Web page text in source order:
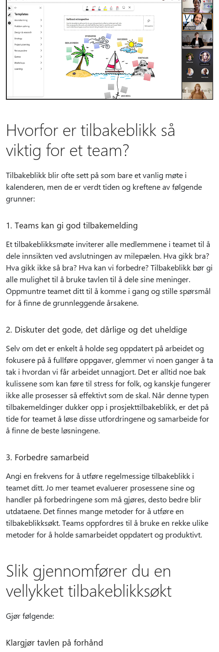
Hvorfor er tilbakeblikk så
viktig for et team?
Tilbakeblikk blir ofte sett på som bare et vanlig møte i
kalenderen, men de er verdt tiden og kreftene av følgende
grunner:
1. Teams kan gi god tilbakemelding
Et tilbakeblikksmøte inviterer alle medlemmene i teamet til å
dele innsikten ved avslutningen av milepælen. Hva gikk bra?
Hva gikk ikke så bra? Hva kan vi forbedre? Tilbakeblikk bør gi
alle mulighet til å bruke tavlen til å dele sine meninger.
Oppmuntre teamet ditt til å komme i gang og stille spørsmål
for å finne de grunnleggende årsakene.
2. Diskuter det gode, det dårlige og det uheldige
Selv om det er enkelt å holde seg oppdatert på arbeidet og
fokusere på å fullføre oppgaver, glemmer vi noen ganger å ta
tak i hvordan vi får arbeidet unnagjort. Det er alltid noe bak
kulissene som kan føre til stress for folk, og kanskje fungerer
ikke alle prosesser så effektivt som de skal. Når denne typen
tilbakemeldinger dukker opp i prosjekttilbakeblikk, er det på
tide for teamet å løse disse utfordringene og samarbeide for
å finne de beste løsningene.
3. Forbedre samarbeid
Angi en frekvens for å utføre regelmessige tilbakeblikk i
teamet ditt. Jo mer teamet evaluerer prosessene sine og
handler på forbedringene som må gjøres, desto bedre blir
utdataene. Det finnes mange metoder for å utføre en
tilbakeblikksøkt. Teams oppfordres til å bruke en rekke ulike
metoder for å holde samarbeidet oppdatert og produktivt.
Slik gjennomfører du en
vellykket tilbakeblikksøkt
Gjør følgende:
Klargjør tavlen på forhånd